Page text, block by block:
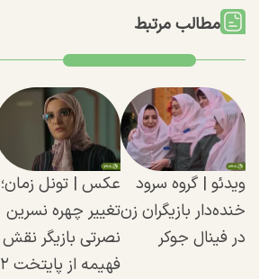
مطالب مرتبط
ویدئو | گروه سرود
خنده‌دار بازیگران زن
در فینال جوکر
عکس | تونل زمان؛
تغییر چهره نسرین
نصرتی بازیگر نقش
فهیمه از پایتخت ۲